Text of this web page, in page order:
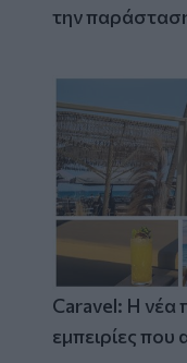
την
Caravel: Η νέα
εμπειρίες που